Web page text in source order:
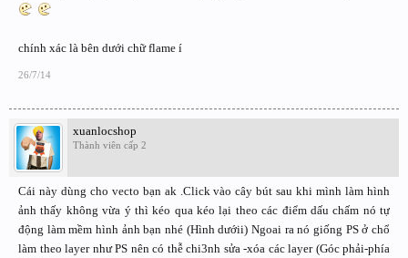
chính xác là bên dưới chữ flame í
26/7/14
xuanlocshop
Thành viên cấp 2
Cái này dùng cho vecto bạn ak .Click vào cây bút sau khi mình làm hình
ảnh thấy không vừa ý thì kéo qua kéo lại theo các điểm dấu chấm nó tự
động làm mềm hình ảnh bạn nhé (Hình dướii) Ngoai ra nó giống PS ở chổ
làm theo layer như PS nên có thễ chi3nh sửa -xóa các layer (Góc phải-phía